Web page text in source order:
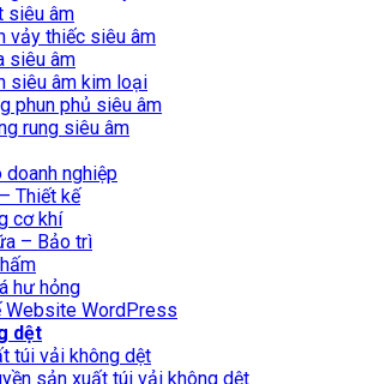
siêu âm
vảy thiếc siêu âm
siêu âm
siêu âm kim loại
phun phủ siêu âm
rung siêu âm
nghiệp
Thiết kế
cơ khí
– Bảo trì
hư hỏng
Website WordPress
dệt
túi vải không dệt
sản xuất túi vải không dệt